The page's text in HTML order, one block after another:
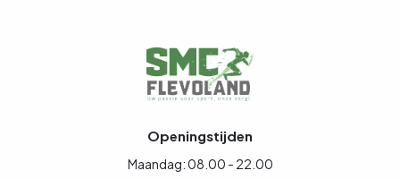
Openingstijden
Maandag: 08.00 - 22.00